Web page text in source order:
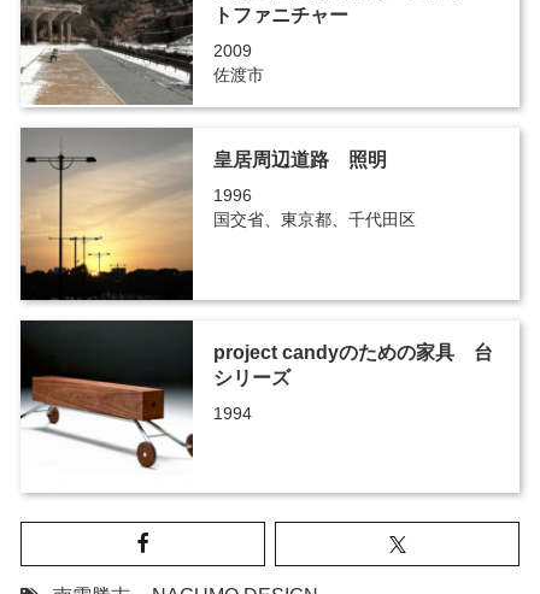
トファニチャー
2009
佐渡市
皇居周辺道路 照明
1996
国交省、東京都、千代田区
project candyのための家具 台
シリーズ
1994